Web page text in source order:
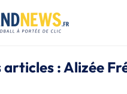
articles : Alizée